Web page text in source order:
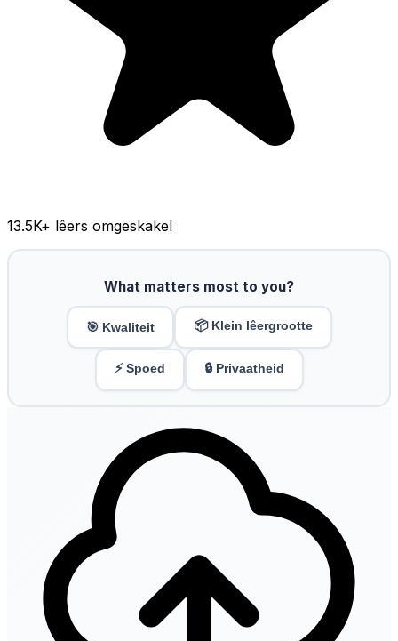
13.5K+ lêers omgeskakel
What matters most to you?
🎯 Kwaliteit 📦 Klein lêergrootte
⚡ Spoed 🔒 Privaatheid